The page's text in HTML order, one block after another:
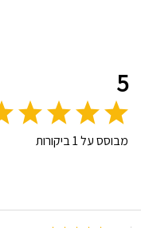
5
מבוסס על1ביקורות